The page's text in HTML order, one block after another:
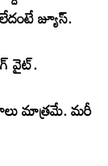
జ్యూస్.
వైట్.
మాత్రమే. మరీ